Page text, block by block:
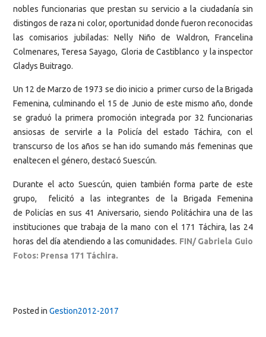
nobles funcionarias que prestan su servicio a la ciudadanía sin
distingos de raza ni color, oportunidad donde fueron reconocidas
las comisarios jubiladas: Nelly Niño de Waldron, Francelina
Colmenares, Teresa Sayago, Gloria de Castiblanco y la inspector
Gladys Buitrago.
Un 12 de Marzo de 1973 se dio inicio a primer curso de la Brigada
Femenina, culminando el 15 de Junio de este mismo año, donde
se graduó la primera promoción integrada por 32 funcionarias
ansiosas de servirle a la Policía del estado Táchira, con el
transcurso de los años se han ido sumando más femeninas que
enaltecen el género, destacó Suescún.
Durante el acto Suescún, quien también forma parte de este
grupo, felicitó a las integrantes de la Brigada Femenina
de Policías en sus 41 Aniversario, siendo Politáchira una de las
instituciones que trabaja de la mano con el 171 Táchira, las 24
horas del día atendiendo a las comunidades. FIN/ Gabriela Guio
Fotos: Prensa 171 Táchira.
Posted in Gestion2012-2017